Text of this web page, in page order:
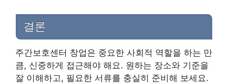
결론
주간보호센터 창업은 중요한 사회적 역할을 하는 만
큼, 신중하게 접근해야 해요. 원하는 장소와 기준을
잘 이해하고, 필요한 서류를 충실히 준비해 보세요.